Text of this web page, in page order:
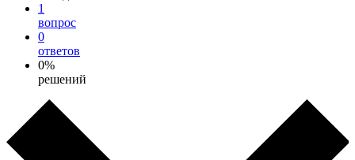
1
вопрос
0
ответов
0%
решений